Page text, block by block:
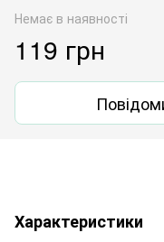
Немає в наявності
119 грн
Характеристики